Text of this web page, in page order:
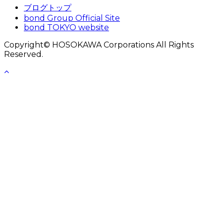
ブログトップ
bond Group Official Site
bond TOKYO website
Copyright© HOSOKAWA Corporations All Rights
Reserved.